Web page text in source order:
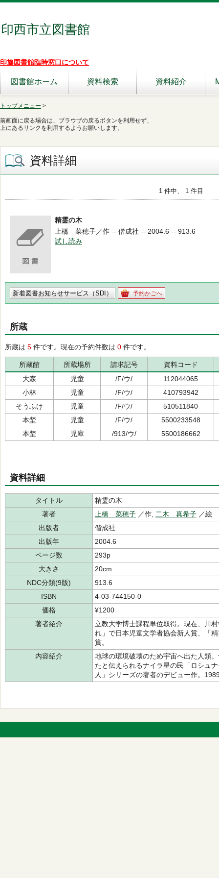
印西市立図書館
印旛図書館臨時窓口について
図書館ホーム 資料検索 資料紹介
トップメニュー >
前画面に戻る場合は、ブラウザの戻るボタンを利用せず、
上にあるリンクを利用するようお願いします。
資料詳細
1 件中、 1 件目
精霊の木
上橋 菜穂子／作 -- 偕成社 -- 2004.6 -- 913.6
試し読み
新着図書お知らせサービス（SDI） 予約かごへ
所蔵
所蔵は 5 件です。現在の予約件数は 0 件です。
所蔵館 所蔵場所 請求記号
資料コード
大森
児童 /F/ウ/
112044065
小林
児童 /F/ウ/
410793942
そうふけ
児童 /F/ウ/
510511840
本埜
児童 /F/ウ/
5500233548
本埜
児庫 /913/ウ/ 5500186662
資料詳細
タイトル
精霊の木
著者
上橋 菜穂子 ／作, 二木 真希子 ／絵
出版者
偕成社
出版年
2004.6
ページ数
293p
大きさ
20cm
NDC分類(9版)
913.6
ISBN
4-03-744150-0
価格
¥1200
著者紹介
立教大学博士課程単位取得。現在、川
れ」で日本児童文学者協会新人賞、「
賞。
内容紹介
地球の環境破壊のため宇宙へ出た人類
たと伝えられるナイラ星の民「ロシュ
人」シリーズの著者のデビュー作。